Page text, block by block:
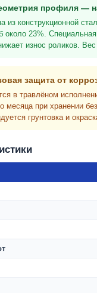
профиля —
из конструкционной
около 23%.
износ роликов.
защита от
в травлёном
месяца при хранении
грунтовка и